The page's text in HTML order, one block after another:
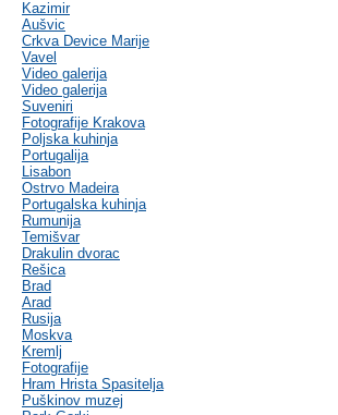
Kazimir
Aušvic
Crkva Device Marije
Vavel
Video galerija
Video galerija
Suveniri
Fotografije Krakova
Poljska kuhinja
Portugalija
Lisabon
Ostrvo Madeira
Portugalska kuhinja
Rumunija
Temišvar
Drakulin dvorac
Rešica
Brad
Arad
Rusija
Moskva
Kremlj
Fotografije
Hram Hrista Spasitelja
Puškinov muzej